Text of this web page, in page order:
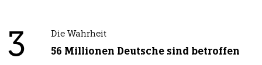
3 Die Wahrheit
56 Millionen Deutsche sind betroffen